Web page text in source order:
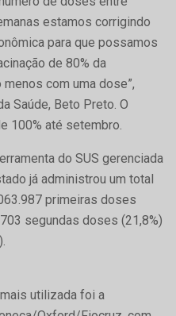
estamos corrigindo
para que possamos
de 80% da
com uma dose”,
Saúde, Beto Preto. O
100% até setembro.
do SUS gerenciada
já administrou um total
primeiras doses
segundas doses (21,8%)
utilizada foi a